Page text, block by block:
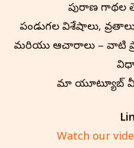
పురాణ గాథల
పండుగల విశేషాలు,
మరియు ఆచారాలు – వాటి
మా యూట్యూబ్
Watch our